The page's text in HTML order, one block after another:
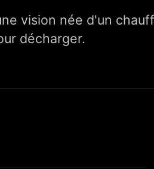
vision née d'un
décharger.